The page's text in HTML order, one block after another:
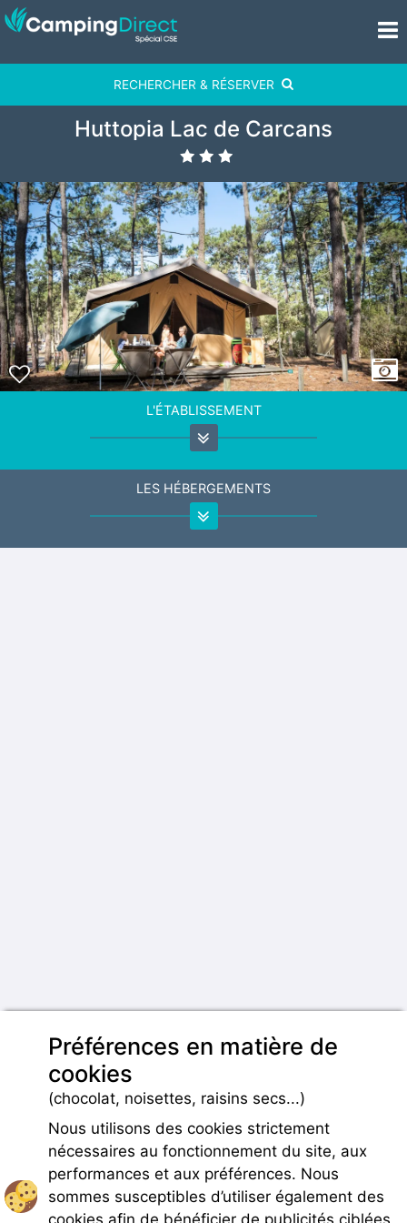
RECHERCHER & RÉSERVER
Huttopia Lac de Carcans
L'ÉTABLISSEMENT
LES HÉBERGEMENTS
Préférences en matière de
cookies
(chocolat, noisettes, raisins secs...)
Nous utilisons des cookies strictement
nécessaires au fonctionnement du site, aux
performances et aux préférences. Nous
sommes susceptibles d’utiliser également des
cookies afin de bénéficier de publicités ciblées